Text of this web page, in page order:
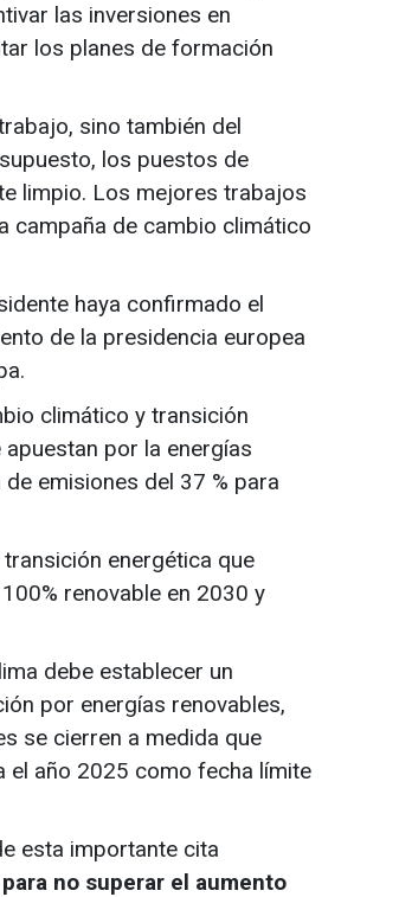
las inversiones en
los planes de formación
sino también del
los puestos de
limpio. Los mejores trabajos
campaña de cambio climático
haya confirmado el
de la presidencia europea
climático y transición
por la energías
emisiones del 37 % para
energética que
renovable en 2030 y
debe establecer un
por energías renovables,
se cierren a medida que
el año 2025 como fecha límite
esta importante cita
no superar el aumento